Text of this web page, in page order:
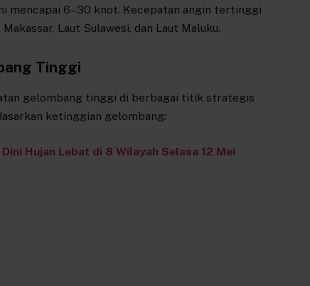
mencapai 6–30 knot. Kecepatan angin tertinggi
Laut Sulawesi, dan Laut Maluku.
Tinggi
gelombang tinggi di berbagai titik strategis
ketinggian gelombang:
Hujan Lebat di 8 Wilayah Selasa 12 Mei